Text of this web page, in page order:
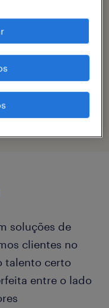
soluções de
clientes no
talento certo
entre o lado